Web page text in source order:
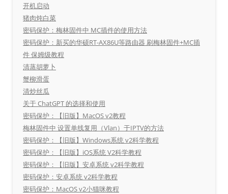
开机启动
猪肉炖白菜
密码保护：梅林固件中 MC插件的使用方法
密码保护：新买的华硕RT-AX86U等路由器 刷梅林固件+MC插
件 保姆级教程
清蒸胡萝卜
蟹柳滑蛋
清炒丝瓜
关于 ChatGPT 的选择和使用
密码保护：【旧版】MacOS v2教程
梅林固件中 设置单线复用（Vlan）于IPTV的方法
密码保护：【旧版】Windows系统 v2科学教程
密码保护：【旧版】iOS系统 V2科学教程
密码保护：【旧版】安卓系统 v2科学教程
密码保护：安卓系统 v2科学教程
密码保护：MacOS v2小猫咪教程